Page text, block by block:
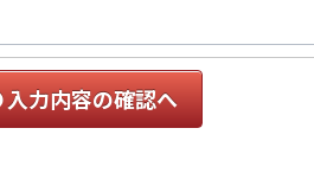
入力内容の確認へ